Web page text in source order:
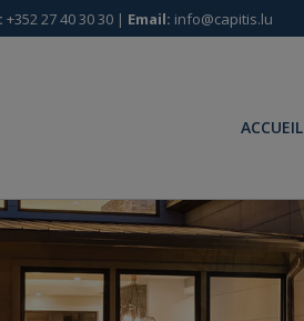
+352 27 40 30 30 | Email: info@capitis.lu
ACCUEIL